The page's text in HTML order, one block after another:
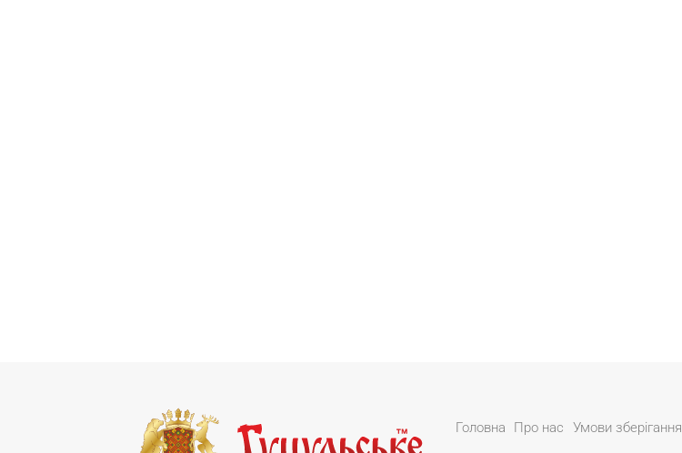
Головна Про нас Умови зберігання